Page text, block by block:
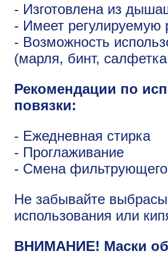
- Изготовлена из
- Имеет регулируемую
- Возможность
(марля, бинт,
Рекомендации по
повязки:
- Ежедневная стирка
- Проглаживание
- Смена
Не забывайте
использования или
ВНИМАНИЕ! Маски